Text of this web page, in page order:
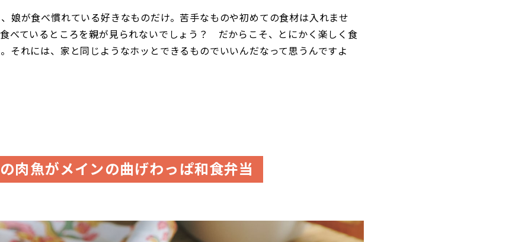
娘が食べ慣れている好きなものだけ。苦手なものや初めての食材は入れませ
べているところを親が見られないでしょう？ だからこそ、とにかく楽しく食
それには、家と同じようなホッとできるものでいいんだなって思うんですよ
肉魚がメインの曲げわっぱ和食弁当